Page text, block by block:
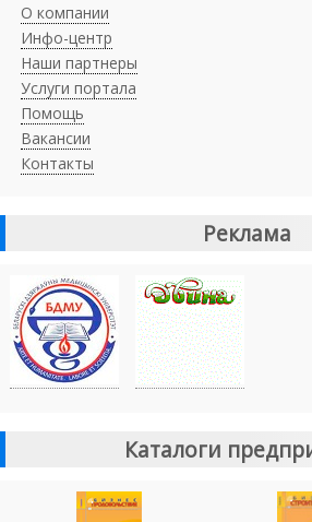
О компании
Инфо-центр
Наши партнеры
Услуги портала
Помощь
Вакансии
Контакты
Реклама
Каталоги